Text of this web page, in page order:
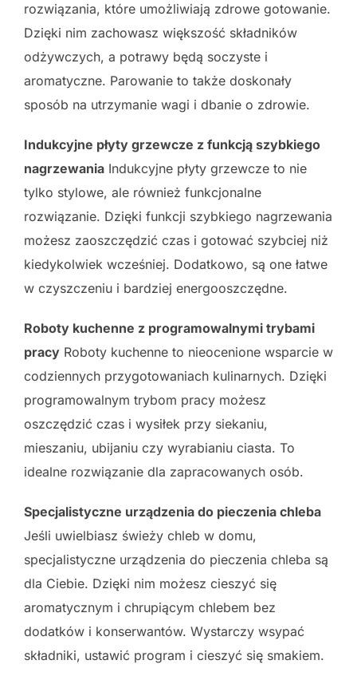
rozwiązania, które umożliwiają zdrowe gotowanie.
Dzięki nim zachowasz większość składników
odżywczych, a potrawy będą soczyste i
aromatyczne. Parowanie to także doskonały
sposób na utrzymanie wagi i dbanie o zdrowie.
Indukcyjne płyty grzewcze z funkcją szybkiego
nagrzewania Indukcyjne płyty grzewcze to nie
tylko stylowe, ale również funkcjonalne
rozwiązanie. Dzięki funkcji szybkiego nagrzewania
możesz zaoszczędzić czas i gotować szybciej niż
kiedykolwiek wcześniej. Dodatkowo, są one łatwe
w czyszczeniu i bardziej energooszczędne.
Roboty kuchenne z programowalnymi trybami
pracy Roboty kuchenne to nieocenione wsparcie w
codziennych przygotowaniach kulinarnych. Dzięki
programowalnym trybom pracy możesz
oszczędzić czas i wysiłek przy siekaniu,
mieszaniu, ubijaniu czy wyrabianiu ciasta. To
idealne rozwiązanie dla zapracowanych osób.
Specjalistyczne urządzenia do pieczenia chleba
Jeśli uwielbiasz świeży chleb w domu,
specjalistyczne urządzenia do pieczenia chleba są
dla Ciebie. Dzięki nim możesz cieszyć się
aromatycznym i chrupiącym chlebem bez
dodatków i konserwantów. Wystarczy wsypać
składniki, ustawić program i cieszyć się smakiem.